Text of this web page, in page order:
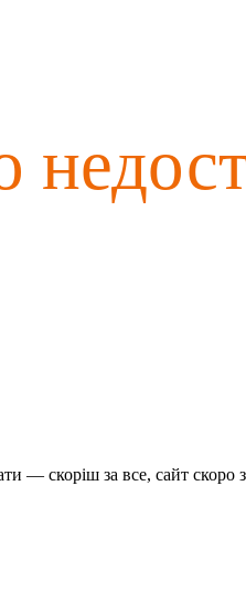
— скоріш за все, сайт скоро